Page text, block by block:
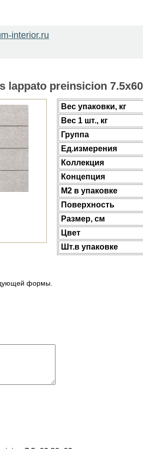
interior.ru
lappato preinsicion
Веc упаковки, кг
Вес 1 шт., кг
Группа
Ед.измерения
Коллекция
Концепция
М2 в упаковке
Поверхность
Размер, см
Цвет
Шт.в упаковке
формы.